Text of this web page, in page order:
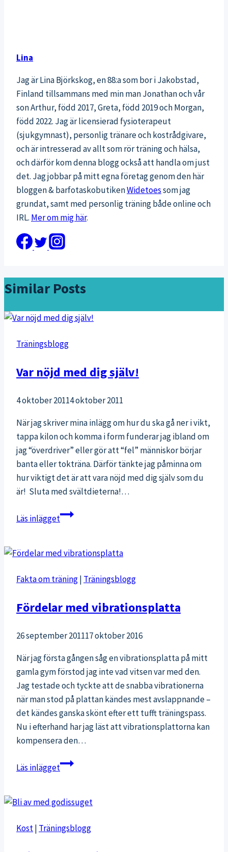
Lina
Jag är Lina Björkskog, en 88:a som bor i Jakobstad,
Finland tillsammans med min man Jonathan och vår
son Arthur, född 2017, Greta, född 2019 och Morgan,
född 2022. Jag är licensierad fysioterapeut
(sjukgymnast), personlig tränare och kostrådgivare,
och är intresserad av allt som rör träning och hälsa,
och därför kom denna blogg också att handla om just
det. Jag jobbar på mitt egna företag genom den här
bloggen & barfotaskobutikenWidetoessom jag
grundat, samt med personlig träning både online och
IRL. Mer om mig här.
Similar Posts
Träningsblogg
Var nöjd med dig själv!
4 oktober 20114 oktober 2011
När jag skriver mina inlägg om hur du ska gå ner i vikt,
tappa kilon och komma i form funderar jag ibland om
jag “överdriver” eller gör att “fel” människor börjar
banta eller tokträna. Därför tänkte jag påminna om
hur viktigt det är att vara nöjd med dig själv som du
är! Sluta med svältdieterna!…
Läs inläggetVar
dig
Fakta om träning| Träningsblogg
Fördelar med vibrationsplatta
26 september 201117 oktober 2016
När jag första gången såg en vibrationsplatta på mitt
gamla gym förstod jag inte vad vitsen var med den.
Jag testade och tyckte att de snabba vibrationerna
när man stod på plattan kändes mest avslappnande –
det kändes ganska skönt efter ett tufft träningspass.
Nu i efterhand har jag läst att vibrationsplattorna kan
kompensera den…
Läs inläggetFördelar
Kost| Träningsblogg